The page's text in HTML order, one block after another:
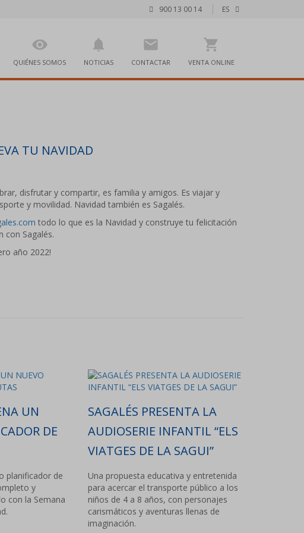
900 13 00 14 ES
visibility
QUIÉNES SOMOS
notifications
NOTICIAS
mail
CONTACTAR
shopping_cart
VENTA ONLINE
TU NAVIDAD
disfrutar y compartir, es familia y amigos. Es viajar y
y movilidad. Navidad también es Sagalés.
todo lo que es la Navidad y construye tu felicitación
con Sagalés.
año 2022!
UN
DE
planificador de
y
con la Semana
SAGALÉS PRESENTA LA
AUDIOSERIE INFANTIL “ELS
VIATGES DE LA SAGUI”
Una propuesta educativa y entretenida
para acercar el transporte público a los
niños de 4 a 8 años, con personajes
carismáticos y aventuras llenas de
imaginación.